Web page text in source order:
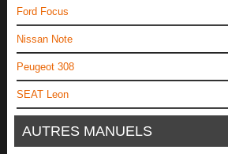
Ford Focus
Nissan Note
Peugeot 308
SEAT Leon
AUTRES MANUELS